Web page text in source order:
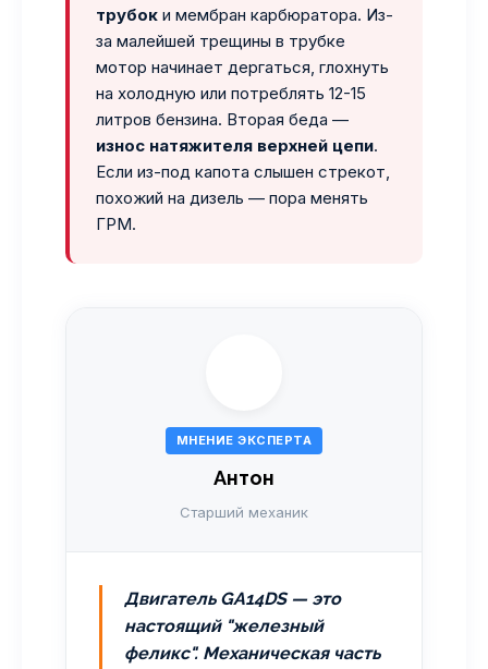
трубок и мембран карбюратора. Из-
за малейшей трещины в трубке
мотор начинает дергаться, глохнуть
на холодную или потреблять 12-15
литров бензина. Вторая беда —
износ натяжителя верхней цепи.
Если из-под капота слышен стрекот,
похожий на дизель — пора менять
ГРМ.
МНЕНИЕ ЭКСПЕРТА
Антон
Старший механик
Двигатель GA14DS — это
настоящий "железный
феликс". Механическая часть